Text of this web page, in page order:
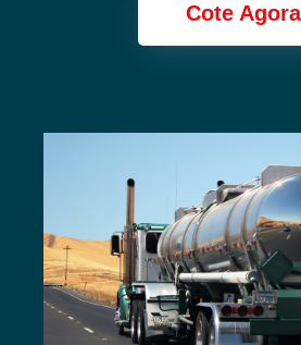
Cote Agora